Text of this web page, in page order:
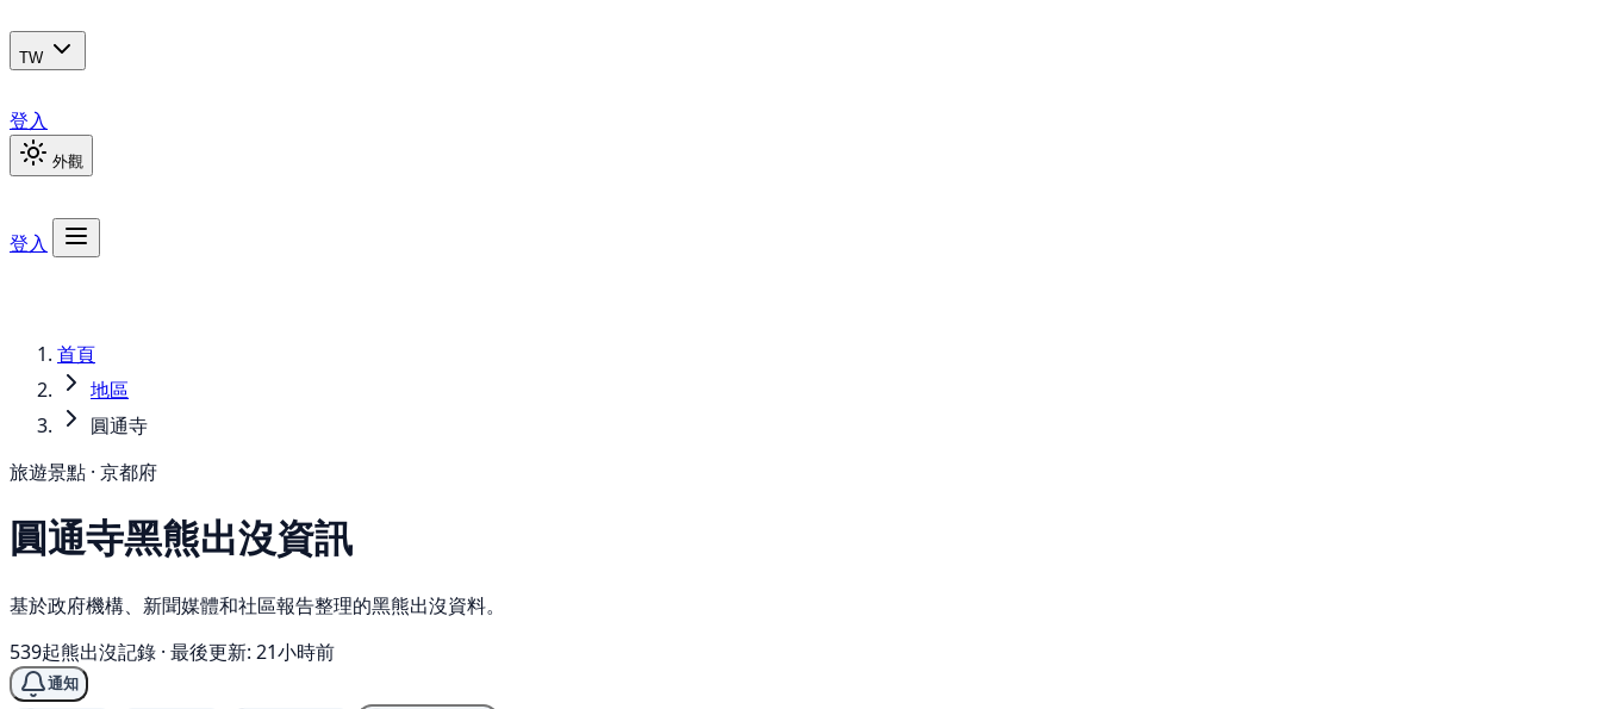
TW
登入
外觀
登入
首頁
地區
圓通寺
旅遊景點 · 京都府
圓通寺黑熊出沒資訊
基於政府機構、新聞媒體和社區報告整理的黑熊出沒資料。
539起熊出沒記錄 · 最後更新: 21小時前
通知